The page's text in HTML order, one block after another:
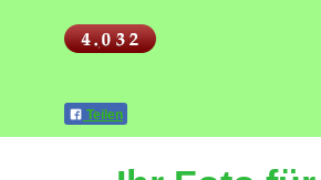
Teilen